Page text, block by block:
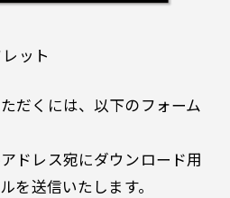
ット
だくには、以下のフォーム
ドレス宛にダウンロード用
を送信いたします。